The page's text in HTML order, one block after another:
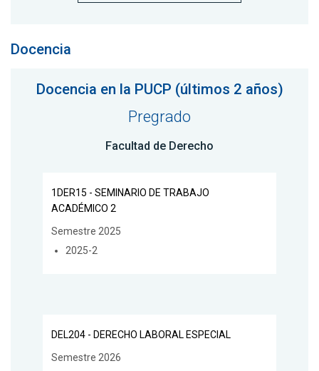
Docencia
Docencia en la PUCP (últimos 2 años)
Pregrado
Facultad de Derecho
1DER15 - SEMINARIO DE TRABAJO
ACADÉMICO 2
Semestre 2025
2025-2
DEL204 - DERECHO LABORAL ESPECIAL
Semestre 2026